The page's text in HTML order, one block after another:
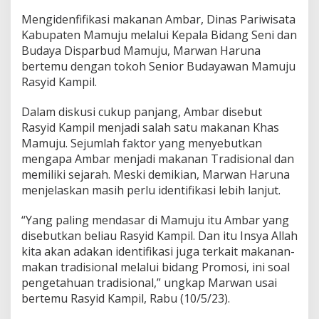
D
t
e
m
a
,
B
e
g
i
n
C
a
r
a
M
e
m
Mengidenfifikasi makanan Ambar, Dinas Pariwisata
Kabupaten Mamuju melalui Kepala Bidang Seni dan
Budaya Disparbud Mamuju, Marwan Haruna
bertemu dengan tokoh Senior Budayawan Mamuju
Rasyid Kampil.
Dalam diskusi cukup panjang, Ambar disebut
Rasyid Kampil menjadi salah satu makanan Khas
Mamuju. Sejumlah faktor yang menyebutkan
mengapa Ambar menjadi makanan Tradisional dan
memiliki sejarah. Meski demikian, Marwan Haruna
menjelaskan masih perlu identifikasi lebih lanjut.
“Yang paling mendasar di Mamuju itu Ambar yang
disebutkan beliau Rasyid Kampil. Dan itu Insya Allah
kita akan adakan identifikasi juga terkait makanan-
makan tradisional melalui bidang Promosi, ini soal
pengetahuan tradisional,” ungkap Marwan usai
bertemu Rasyid Kampil, Rabu (10/5/23).